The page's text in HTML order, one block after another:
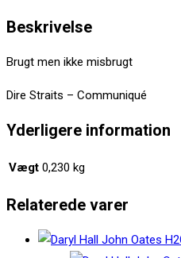
antal
Beskrivelse
Brugt men ikke misbrugt
Dire Straits – Communiqué
Yderligere information
Vægt 0,230 kg
Relaterede varer